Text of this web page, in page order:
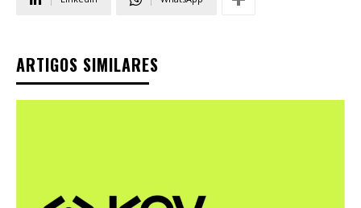
ARTIGOS SIMILARES